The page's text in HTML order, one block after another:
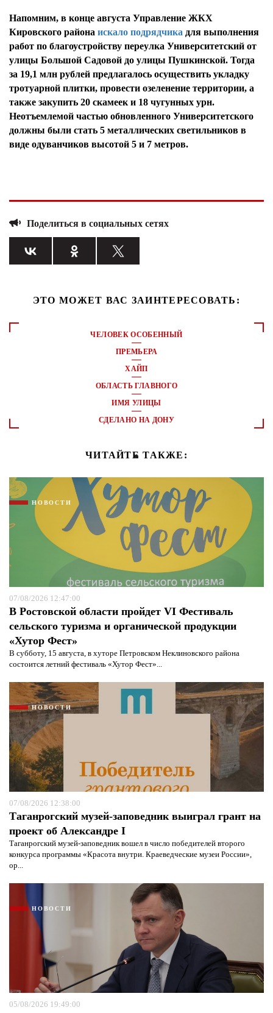
Напомним, в конце августа Управление ЖКХ
Кировского района искало подрядчика для выполнения
работ по благоустройству переулка Университетский от
улицы Большой Садовой до улицы Пушкинской. Тогда
за 19,1 млн рублей предлагалось осуществить укладку
тротуарной плитки, провести озеленение территории, а
также закупить 20 скамеек и 18 чугунных урн.
Неотъемлемой частью обновленного Университетского
должны были стать 5 металлических светильников в
виде одуванчиков высотой 5 и 7 метров.
Поделиться в социальных сетях
ЭТО МОЖЕТ ВАС ЗАИНТЕРЕСОВАТЬ:
ЧЕЛОВЕК ОСОБЕННЫЙ
ПРЕМЬЕРА
ХАЙП
ОБЛАСТЬ ГЛАВНОГО
ИМЯ УЛИЦЫ
СДЕЛАНО НА ДОНУ
ЧИТАЙТЕ ТАКЖЕ:
НОВОСТИ
07/08/2026 12:47:00
В Ростовской области пройдет VI Фестиваль
сельского туризма и органической продукции
«Хутор Фест»
В субботу, 15 августа, в хуторе Петровском Неклиновского района
состоится летний фестиваль «Хутор Фест»...
НОВОСТИ
07/08/2026 12:38:00
Таганрогский музей-заповедник выиграл грант на
проект об Александре I
Таганрогский музей-заповедник вошел в число победителей второго
конкурса программы «Красота внутри. Краеведческие музеи России»,
ор...
НОВОСТИ
05/08/2026 19:49:00